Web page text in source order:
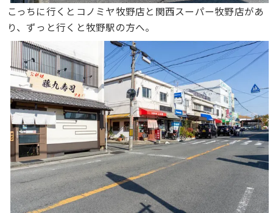
こっちに行くとコノミヤ牧野店と関西スーパー牧野店があ
り、ずっと行くと牧野駅の方へ。